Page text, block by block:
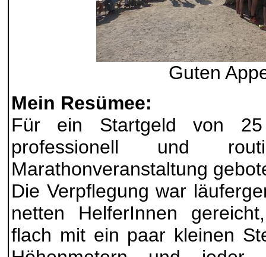
Guten
Mein Resümee:
Für ein Startgeld von
professionell und
Marathonveranstaltung
Die Verpflegung war
netten HelferInnen
flach mit ein paar kleinen